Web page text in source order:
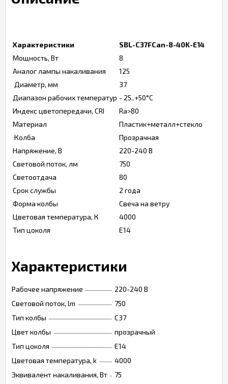
Характеристики
SBL-C37FCan-8-40K-E14
Мощность, Вт
8
Аналог лампы накаливания
125
Диаметр, мм
37
Диапазон рабочих температур - 25..+50°C
Индекс цветопередачи, CRI
Ra>80
Материал
Пластик+металл+стекло
Колба
Прозрачная
Напряжение, В
220-240 В
Световой поток, лм
750
Светоотдача
80
Срок службы
2 года
Форма колбы
Свеча на ветру
Цветовая температура, К
4000
Тип цоколя
E14
Характеристики
Рабочее напряжение
220-240 В
Световой поток, lm
750
Тип колбы
C37
Цвет колбы
прозрачный
Тип цоколя
Е14
Цветовая температура, k
4000
Эквивалент накаливания, Вт
75